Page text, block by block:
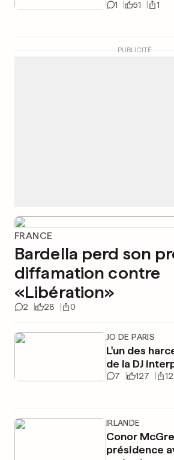
1 51 1
PUBLICITÉ
FRANCE
Bardella perd son
diffamation contre
«Libération»
2 28 0
JO DE PARIS
L'un des
de la DJ
7 127 12
IRLANDE
Conor
présidence